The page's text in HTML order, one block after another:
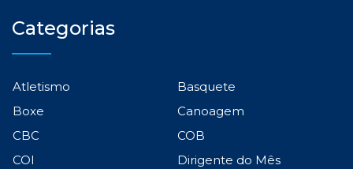
Categorias
Atletismo
Basquete
Boxe
Canoagem
CBC
COB
COI
Dirigente do Mês